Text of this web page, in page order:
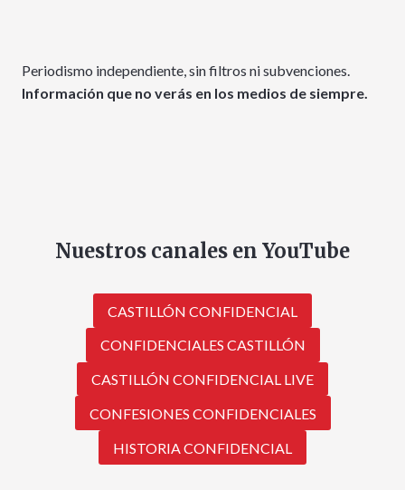
Periodismo independiente, sin filtros ni subvenciones.
Información que no verás en los medios de siempre.
Nuestros canales en YouTube
CASTILLÓN CONFIDENCIAL
CONFIDENCIALES CASTILLÓN
CASTILLÓN CONFIDENCIAL LIVE
CONFESIONES CONFIDENCIALES
HISTORIA CONFIDENCIAL